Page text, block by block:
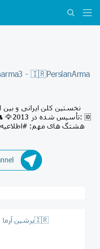
- 🇮🇷PersianArma
🇮🇷PersianArma (TFI) | پرشین آرما🇮🇷